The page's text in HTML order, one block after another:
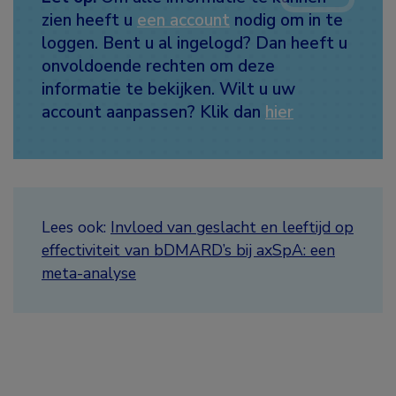
zien heeft u een account nodig om in te
loggen. Bent u al ingelogd? Dan heeft u
onvoldoende rechten om deze
informatie te bekijken. Wilt u uw
account aanpassen? Klik dan hier
Lees ook: Invloed van geslacht en leeftijd op
effectiviteit van bDMARD’s bij axSpA: een
meta-analyse